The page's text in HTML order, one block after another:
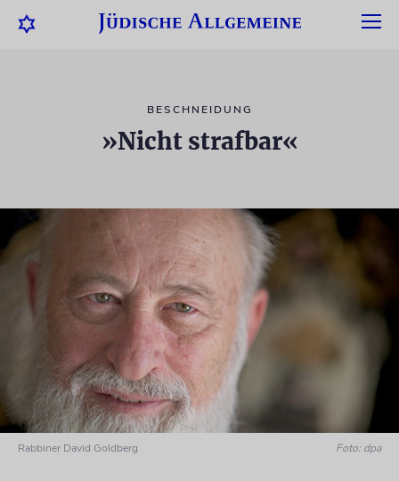
BESCHNEIDUNG
»Nicht strafbar«
Rabbiner David Goldberg Foto: dpa